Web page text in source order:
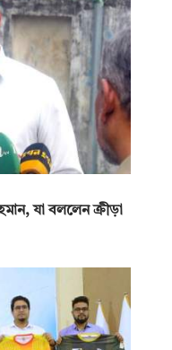
যা বললেন ক্রীড়া